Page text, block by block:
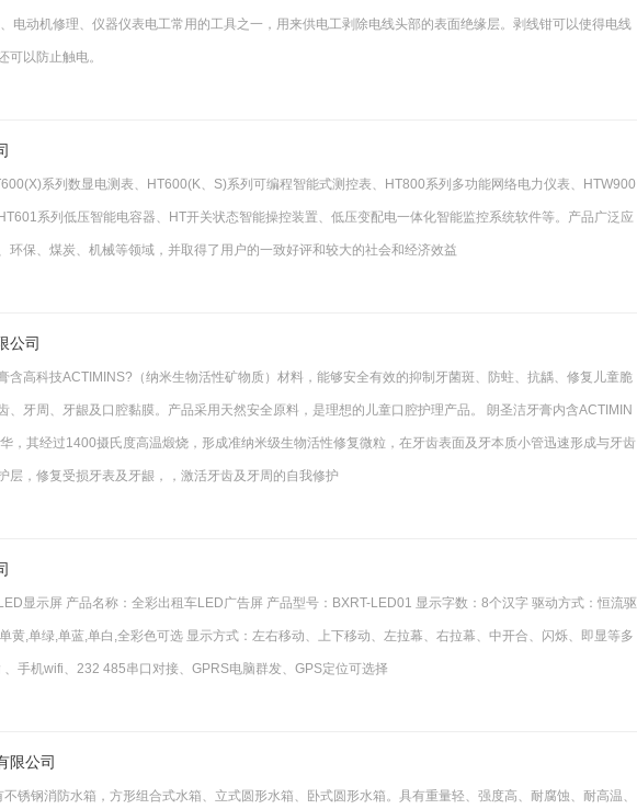
电动机修理、仪器仪表电工常用的工具之一，用来供电工剥除电线头部的表面绝缘层。剥线钳可以使得电线
可以防止触电。
系列数显电测表、HT600(K、S)系列可编程智能式测控表、HT800系列多功能网络电力仪表、HTW900
系列低压智能电容器、HT开关状态智能操控装置、低压变配电一体化智能监控系统软件等。产品广泛应
环保、煤炭、机械等领域，并取得了用户的一致好评和较大的社会和经济效益
公司
含高科技ACTIMINS?（纳米生物活性矿物质）材料，能够安全有效的抑制牙菌斑、防蛀、抗龋、修复儿童脆
、牙周、牙龈及口腔黏膜。产品采用天然安全原料，是理想的儿童口腔护理产品。 朗圣洁牙膏内含ACTIMIN
，其经过1400摄氏度高温煅烧，形成准纳米级生物活性修复微粒，在牙齿表面及牙本质小管迅速形成与牙齿
层，修复受损牙表及牙龈，，激活牙齿及牙周的自我修护
显示屏 产品名称：全彩出租车LED广告屏 产品型号：BXRT-LED01 显示字数：8个汉字 驱动方式：恒流驱
黄,单绿,单蓝,单白,全彩色可选 显示方式：左右移动、上下移动、左拉幕、右拉幕、中开合、闪烁、即显等多
手机wifi、232 485串口对接、GPRS电脑群发、GPS定位可选择
限公司
锈钢消防水箱，方形组合式水箱、立式圆形水箱、卧式圆形水箱。具有重量轻、强度高、耐腐蚀、耐高温、